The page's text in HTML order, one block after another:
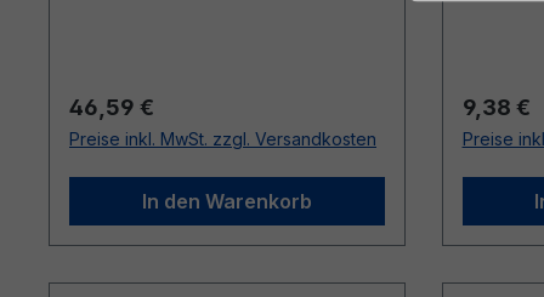
Regulärer Preis:
46,59 €
Preise inkl. MwSt. zzgl. Versandkosten
In den Warenkorb
9,38 €
Preise